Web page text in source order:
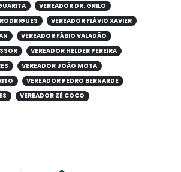
VEREADOR DR. GRILO
VEREADOR FLÁVIO XAVIER
VEREADOR FÁBIO VALADÃO
VEREADOR HELDER PEREIRA
VEREADOR JOÃO MOTA
VEREADOR PEDRO BERNARDE
VEREADOR ZÉ COCO